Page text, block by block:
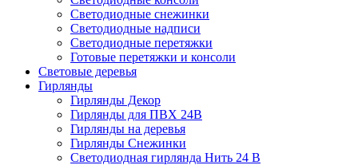
Светодиодные снежинки
Светодиодные надписи
Светодиодные перетяжки
Готовые перетяжки и консоли
Световые деревья
Гирлянды
Гирлянды Декор
Гирлянды для ПВХ 24В
Гирлянды на деревья
Гирлянды Снежинки
Светодиодная гирлянда Нить 24 В